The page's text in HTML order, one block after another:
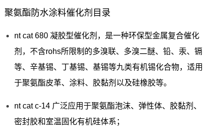
聚氨酯防水涂料催化剂目录
nt cat 680 凝胶型催化剂，是一种环保型金属复合催化
剂，不含rohs所限制的多溴联、多溴二醚、铅、汞、镉
等、辛基锡、丁基锡、基锡等九类有机锡化合物，适用
于聚氨酯皮革、涂料、胶黏剂以及硅橡胶等。
nt cat c-14 广泛应用于聚氨酯泡沫、弹性体、胶黏剂、
密封胶和室温固化有机硅体系；